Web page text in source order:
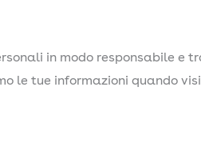
in modo responsabile e
le tue informazioni quando